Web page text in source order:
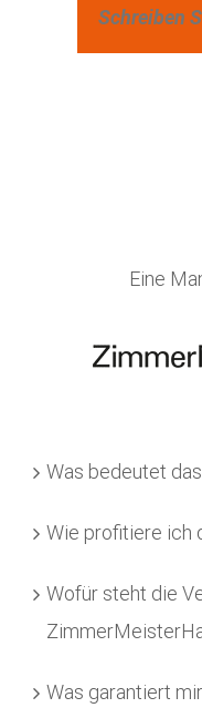
Schreiben
Eine
Was bedeutet
Wie profitiere ich
Wofür steht die
Was garantiert